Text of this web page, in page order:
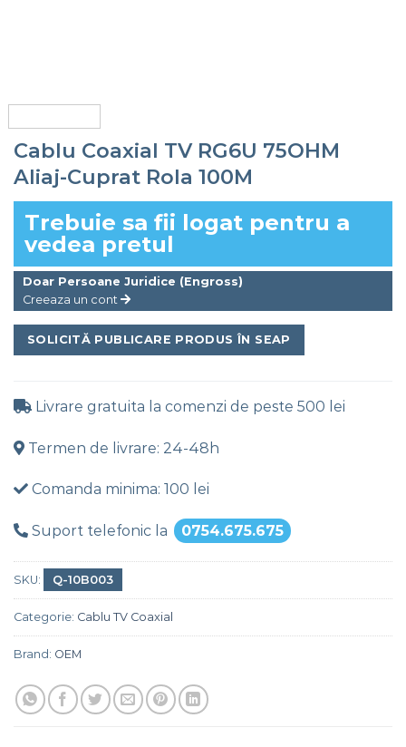
Cablu Coaxial TV RG6U 75OHM
Aliaj-Cuprat Rola 100M
Trebuie sa fii logat pentru a
vedea pretul
Doar Persoane Juridice (Engross)
Creeaza un cont
SOLICITĂ PUBLICARE PRODUS ÎN SEAP
Livrare gratuita la comenzi de peste 500 lei
Termen de livrare: 24-48h
Comanda minima: 100 lei
Suport telefonic la 0754.675.675
SKU: Q-10B003
Categorie: Cablu TV Coaxial
Brand: OEM